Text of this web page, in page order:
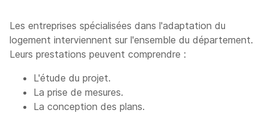
Les entreprises spécialisées dans l'adaptation du
logement interviennent sur l'ensemble du département.
Leurs prestations peuvent comprendre :
L'étude du projet.
La prise de mesures.
La conception des plans.